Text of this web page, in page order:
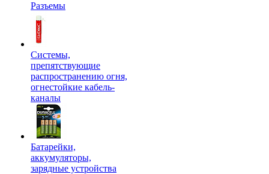
Разъемы
Системы,
препятствующие
распространению огня,
огнестойкие кабель-
каналы
Батарейки,
аккумуляторы,
зарядные устройства